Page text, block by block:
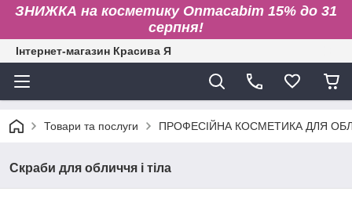
ЗНИЖКА на косметику Onmacabim 15% до 31
серпня!
Інтернет-магазин Красива Я
Товари та послуги ПРОФЕСІЙНА КОСМЕТИКА ДЛЯ
Скраби для обличчя і тіла